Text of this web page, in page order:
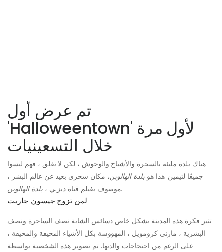
تم عرض أول
'Halloweentown' لأول مرة
خلال التسعينيات
هناك بلدة مليئة بالسحرة والأشباح والوحوش ، لكن لا تقلق ، فهم ليسوا
جميعًا لئيمين. هذا هو بلدة الهالوين، مكان سحري بعيد عن عالم البشر ،
موصوف بفيلم قناة ديزني ،بلدة الهالوين.
لمن تزوج جيسون جاريت
تثير فكرة هذه المدينة بشكل خاص دسائس الشابة نصف الساحرة ونصف
البشرية ، مارني كرومويل ، المهووسة بكل الأشياء المخيفة والمخيفة ،
على الرغم من احتجاجات والدتها. تم تصوير هذه الشخصية بواسطة